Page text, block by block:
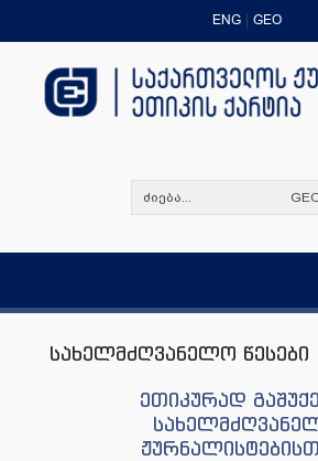
ENG GEO
სახელმძღვანელო წესები
ეთიკურად